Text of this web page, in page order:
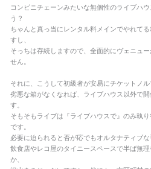
コンビニチェーンみたいな無個性のライブハ
う？
ちゃんと真っ当にレンタル料メインでやれて
すし、
そっちは存続しますので、全面的にヴェニュ
せん。
それに、こうして初級者が安易にチケットノ
劣悪な箱がなくなれば、ライブハウス以外で
す。
そもそもライブは『ライブハウスで』のみ執
です。
必要に迫られると否が応でもオルタナティブな
飲食店やレコ屋のタイニースペースで半ば無
か、